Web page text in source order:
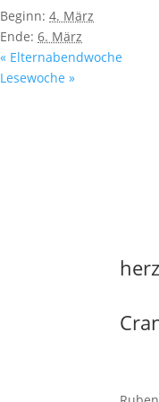
Beginn: 4. März
Ende: 6. März
« Elternabendwoche
Lesewoche »